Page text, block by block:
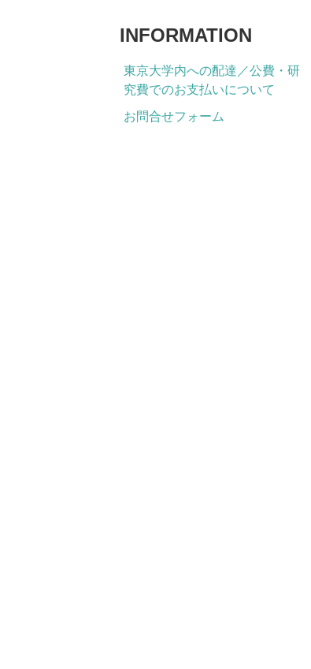
INFORMATION
東京大学内への配達／公費・研
究費でのお支払いについて
お問合せフォーム